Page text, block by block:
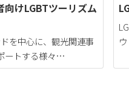
向けLGBTツーリズム
を中心に、観光関連事
ートする様々…